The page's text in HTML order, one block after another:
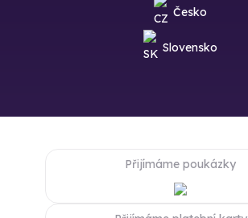
Česko
Slovensko
Přijímáme poukázky